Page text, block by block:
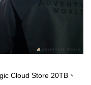
Cloud Store 20TB、